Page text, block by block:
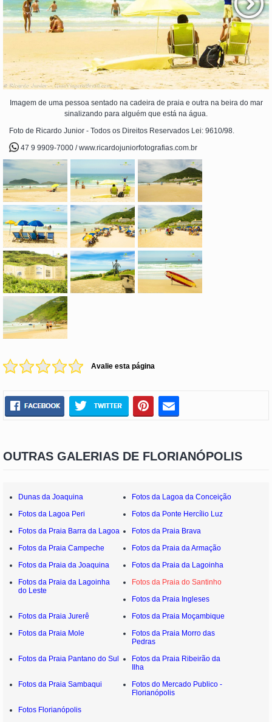
Imagem de uma pessoa sentado na cadeira de praia e outra na beira do mar
sinalizando para alguém que está na água.
Foto de Ricardo Junior - Todos os Direitos Reservados Lei: 9610/98.
47 9 9909-7000 / www.ricardojuniorfotografias.com.br
Avalie esta página
OUTRAS GALERIAS DE FLORIANÓPOLIS
Dunas da Joaquina
Fotos da Lagoa da Conceição
Fotos da Lagoa Peri
Fotos da Ponte Hercílio Luz
Fotos da Praia Barra da Lagoa
Fotos da Praia Brava
Fotos da Praia Campeche
Fotos da Praia da Armação
Fotos da Praia da Joaquina
Fotos da Praia da Lagoinha
Fotos da Praia da Lagoinha
do Leste
Fotos da Praia do Santinho
Fotos da Praia Ingleses
Fotos da Praia Jurerê
Fotos da Praia Moçambique
Fotos da Praia Mole
Fotos da Praia Morro das
Pedras
Fotos da Praia Pantano do Sul
Fotos da Praia Ribeirão da
Ilha
Fotos da Praia Sambaqui
Fotos do Mercado Publico -
Florianópolis
Fotos Florianópolis